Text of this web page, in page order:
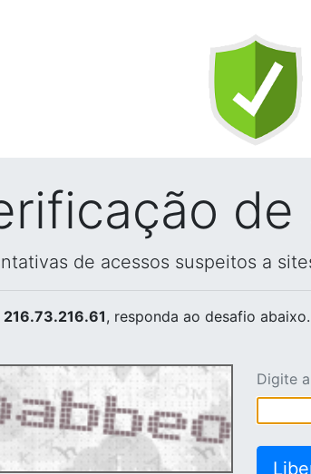
de
de acessos suspeitos a
216.73.216.61, responda ao desafio abaixo.
Digite